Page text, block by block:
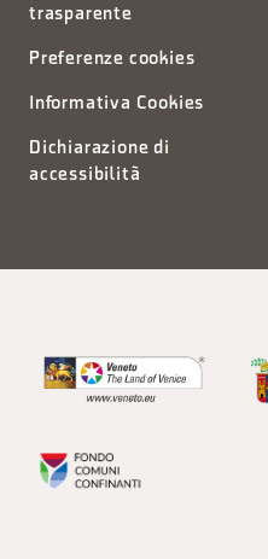
trasparente
Preferenze cookies
Informativa Cookies
Dichiarazione di
accessibilità